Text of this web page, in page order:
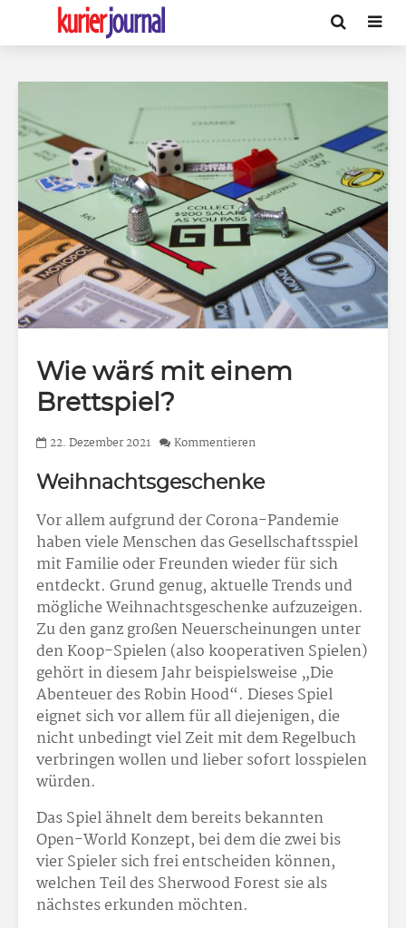
Wie wär´s mit einem
Brettspiel?
22. Dezember 2021 Kommentieren
Weihnachtsgeschenke
Vor allem aufgrund der Corona-Pandemie
haben viele Menschen das Gesellschaftsspiel
mit Familie oder Freunden wieder für sich
entdeckt. Grund genug, aktuelle Trends und
mögliche Weihnachtsgeschenke aufzuzeigen.
Zu den ganz großen Neuerscheinungen unter
den Koop-Spielen (also kooperativen Spielen)
gehört in diesem Jahr beispielsweise „Die
Abenteuer des Robin Hood“. Dieses Spiel
eignet sich vor allem für all diejenigen, die
nicht unbedingt viel Zeit mit dem Regelbuch
verbringen wollen und lieber sofort losspielen
würden.
Das Spiel ähnelt dem bereits bekannten
Open-World Konzept, bei dem die zwei bis
vier Spieler sich frei entscheiden können,
welchen Teil des Sherwood Forest sie als
nächstes erkunden möchten.